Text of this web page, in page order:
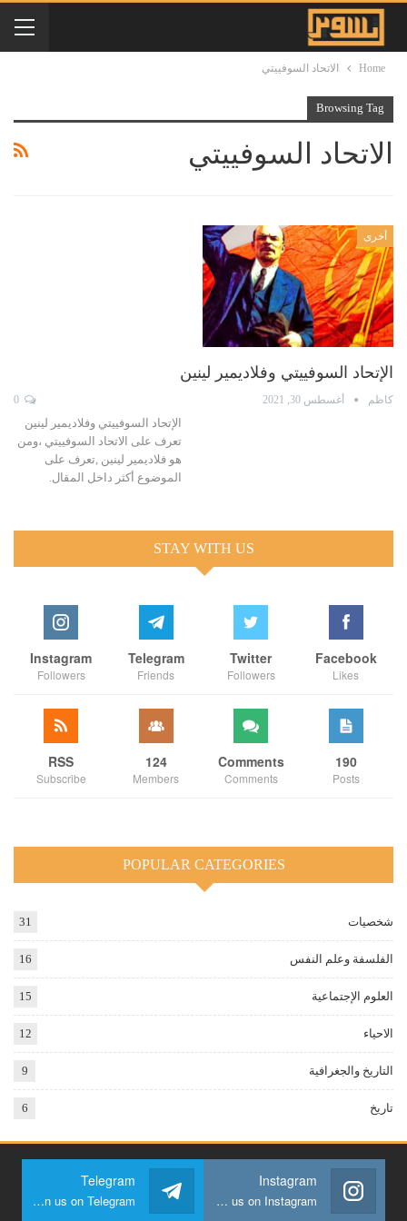
Home الاتحاد السوفييتي
Browsing Tag
الاتحاد السوفييتي
أخرى
الإتحاد السوفييتي وفلاديمير لينين
كاظم أغسطس 30, 2021
الإتحاد السوفييتي وفلاديمير لينين
تعرف على الاتحاد السوفييتي ،ومن
هو فلاديمير لينين ,تعرف على
الموضوع أكثر داخل المقال.
STAY WITH US
Facebook
Likes
Twitter
Followers
Telegram
Friends
Instagram
Followers
190
Posts
Comments
Comments
124
Members
RSS
Subscribe
POPULAR CATEGORIES
شخصيات 31
الفلسفة وعلم النفس 16
العلوم الإجتماعية 15
الاحياء 12
التاريخ والجغرافية 9
تاريخ 6
Instagram
Join us on Instagram
Telegram
Join us on Telegram